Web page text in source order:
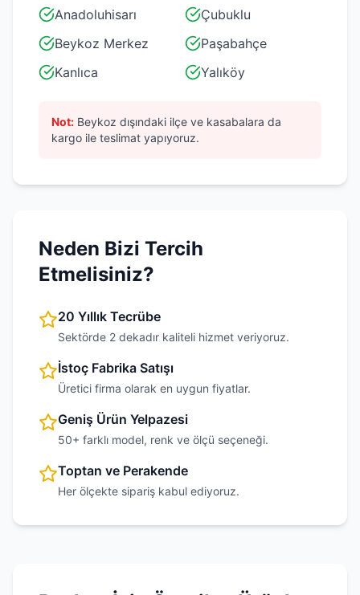
Anadoluhisarı
Çubuklu
Beykoz Merkez
Paşabahçe
Kanlıca
Yalıköy
Not: Beykoz dışındaki ilçe ve kasabalara da
kargo ile teslimat yapıyoruz.
Neden Bizi Tercih
Etmelisiniz?
20 Yıllık Tecrübe
Sektörde 2 dekadır kaliteli hizmet veriyoruz.
İstoç Fabrika Satışı
Üretici firma olarak en uygun fiyatlar.
Geniş Ürün Yelpazesi
50+ farklı model, renk ve ölçü seçeneği.
Toptan ve Perakende
Her ölçekte sipariş kabul ediyoruz.